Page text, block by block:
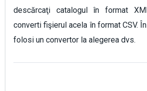
descărcaţi catalogul în format
converti fişierul acela în format CSV.
folosi un convertor la alegerea dvs.